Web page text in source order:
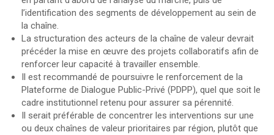
l’identification des segments de développement au sein de
la chaîne.
La structuration des acteurs de la chaîne de valeur devrait
précéder la mise en œuvre des projets collaboratifs afin de
renforcer leur capacité à travailler ensemble.
Il est recommandé de poursuivre le renforcement de la
Plateforme de Dialogue Public-Privé (PDPP), quel que soit le
cadre institutionnel retenu pour assurer sa pérennité.
Il serait préférable de concentrer les interventions sur une
ou deux chaînes de valeur prioritaires par région, plutôt que